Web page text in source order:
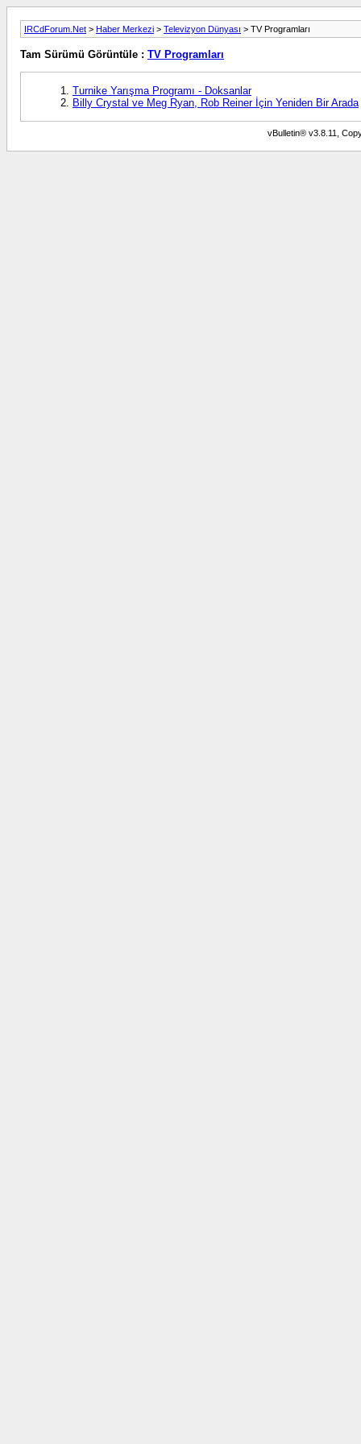
IRCdForum.Net > Haber Merkezi > Televizyon Dünyası > TV Programları
Tam Sürümü Görüntüle : TV Programları
Turnike Yarışma Programı - Doksanlar
Billy Crystal ve Meg Ryan, Rob Reiner İçin Yeniden Bir Arada
vBulletin® v3.8.11,